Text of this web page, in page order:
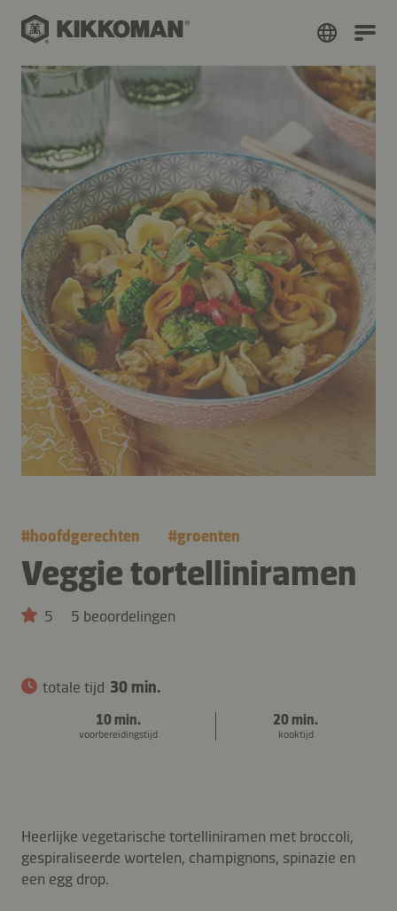
#hoofdgerechten #groenten
Veggie tortelliniramen
5 5 beoordelingen
totale tijd 30 min.
10 min.
voorbereidingstijd
20 min.
kooktijd
Heerlijke vegetarische tortelliniramen met broccoli,
gespiraliseerde wortelen, champignons, spinazie en
een egg drop.